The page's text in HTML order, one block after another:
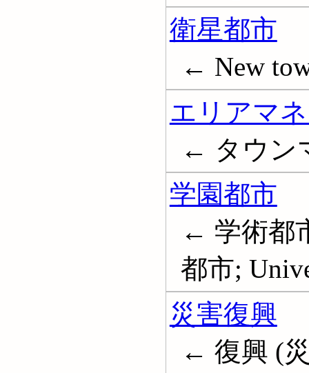
衛星都市
← New
エリアマ
← タウン
学園都市
← 学術都
都市;
災害復興
← 復興 (